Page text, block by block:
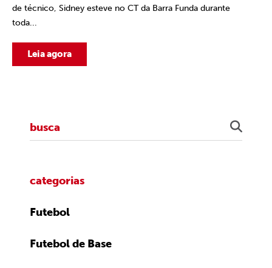
de técnico, Sidney esteve no CT da Barra Funda durante
toda...
Leia agora
categorias
Futebol
Futebol de Base